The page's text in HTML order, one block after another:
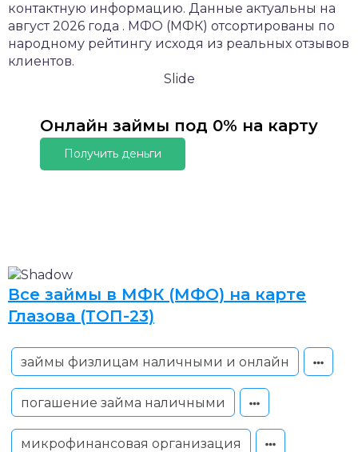
контактную информацию. Данные актуальны на
август 2026 года . МФО (МФК) отсортированы по
народному рейтингу исходя из реальных отзывов
клиентов.
Slide
Онлайн займы под 0% на карту
Получить деньги
Все займы в МФК (МФО) на карте
Глазова (ТОП-23)
займы физлицам наличными и онлайн
погашение займа наличными
микрофинансовая организация